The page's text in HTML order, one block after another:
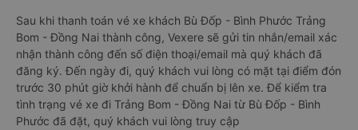
Sau khi thanh toán vé xe khách Bù Đốp - Bình Phước Trảng
Bom - Đồng Nai thành công, Vexere sẽ gửi tin nhắn/email xác
nhận thành công đến số điện thoại/email mà quý khách đã
đăng ký. Đến ngày đi, quý khách vui lòng có mặt tại điểm đón
trước 30 phút giờ khởi hành để chuẩn bị lên xe. Để kiểm tra
tình trạng vé xe đi Trảng Bom - Đồng Nai từ Bù Đốp - Bình
Phước đã đặt, quý khách vui lòng truy cập